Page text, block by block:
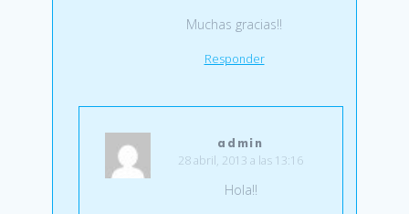
Muchas gracias!!
Responder
admin
28 abril, 2013 a las 13:16
Hola!!